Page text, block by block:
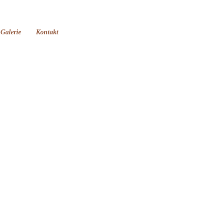
Galerie Kontakt